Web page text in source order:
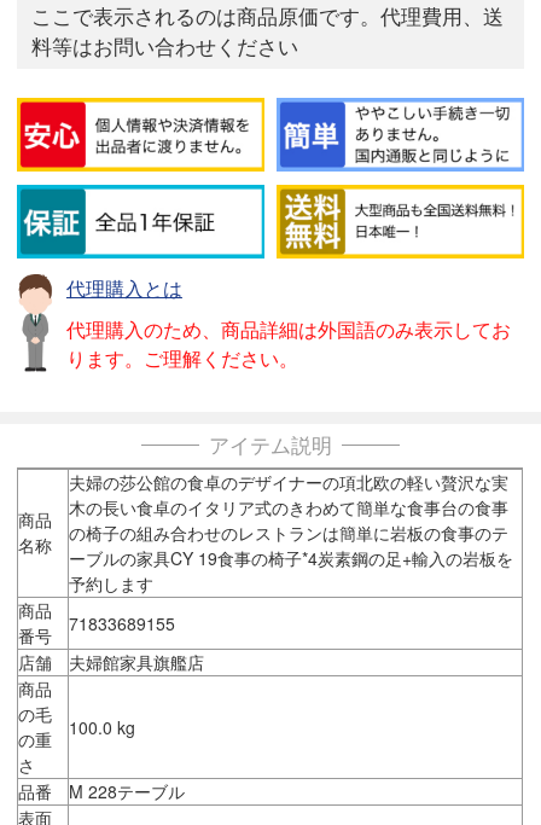
ここで表示されるのは商品原価です。代理費用、送
料等はお問い合わせください
代理購入とは
代理購入のため、商品詳細は外国語のみ表示してお
ります。ご理解ください。
アイテム説明
商品
名称
夫婦の莎公館の食卓のデザイナーの項北欧の軽い贅沢な実
木の長い食卓のイタリア式のきわめて簡単な食事台の食事
の椅子の組み合わせのレストランは簡単に岩板の食事のテ
ーブルの家具CY 19食事の椅子*4炭素鋼の足+輸入の岩板を
予約します
商品
番号
71833689155
店舗
夫婦館家具旗艦店
商品
の毛
の重
さ
100.0 kg
品番
M 228テーブル
表面